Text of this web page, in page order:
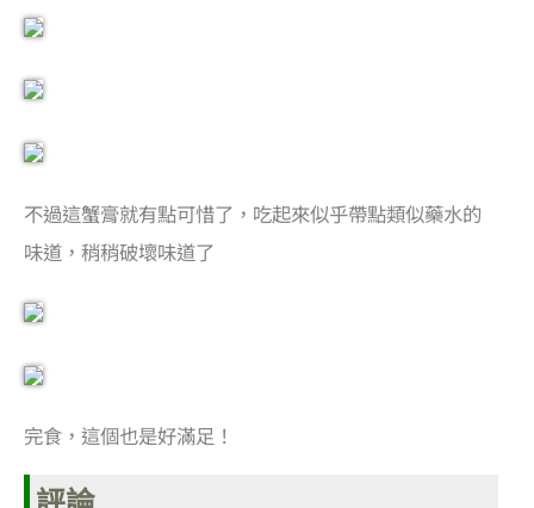
不過這蟹膏就有點可惜了，吃起來似乎帶點類似藥水的
味道，稍稍破壞味道了
完食，這個也是好滿足！
評論